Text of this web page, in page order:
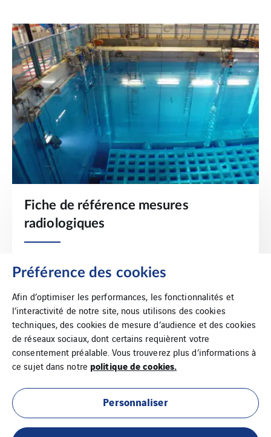
Fiche de référence mesures
radiologiques
Télécharger notre plaquette
Mentions Légales
Préférence des cookies
Afin d’optimiser les performances, les fonctionnalités et
l’interactivité de notre site, nous utilisons des cookies
techniques, des cookies de mesure d’audience et des cookies
de réseaux sociaux, dont certains requièrent votre
consentement préalable. Vous trouverez plus d’informations à
ce sujet dans notre politique de cookies.
Personnaliser